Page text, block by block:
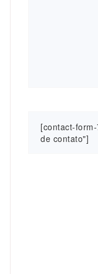
[contact-
de contato"]